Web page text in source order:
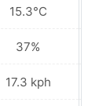
15.3°C
37%
17.3 kph